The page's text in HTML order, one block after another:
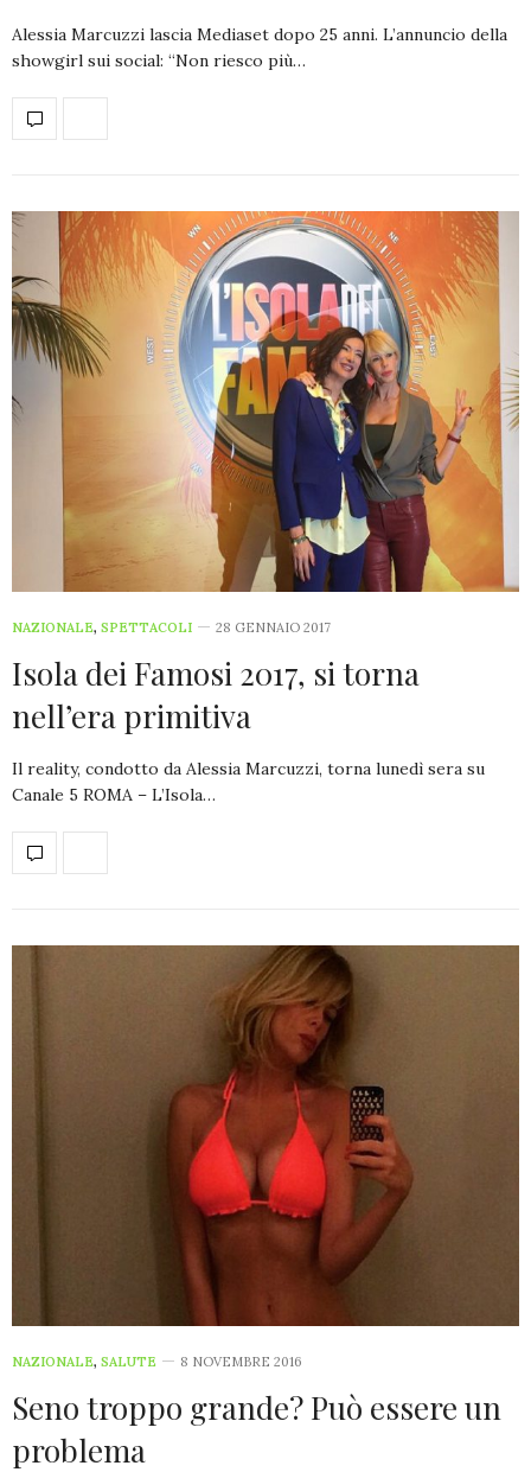
Alessia Marcuzzi lascia Mediaset dopo 25 anni. L’annuncio della
showgirl sui social: “Non riesco più…
NAZIONALE, SPETTACOLI 28 GENNAIO 2017
Isola dei Famosi 2017, si torna
nell’era primitiva
Il reality, condotto da Alessia Marcuzzi, torna lunedì sera su
Canale 5 ROMA – L’Isola…
NAZIONALE, SALUTE 8 NOVEMBRE 2016
Seno troppo grande? Può essere un
problema